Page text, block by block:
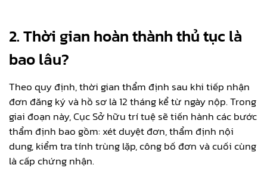
2. Thời gian hoàn thành thủ tục là
bao lâu?
Theo quy định, thời gian thẩm định sau khi tiếp nhận
đơn đăng ký và hồ sơ là 12 tháng kể từ ngày nộp. Trong
giai đoạn này, Cục Sở hữu trí tuệ sẽ tiến hành các bước
thẩm định bao gồm: xét duyệt đơn, thẩm định nội
dung, kiểm tra tính trùng lặp, công bố đơn và cuối cùng
là cấp chứng nhận.